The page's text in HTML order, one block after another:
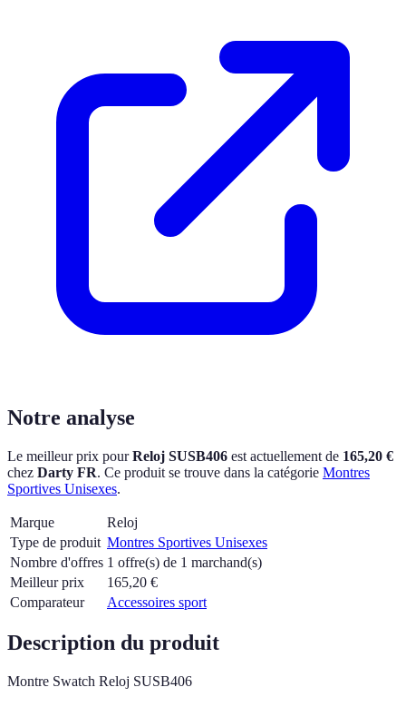
Notre analyse
Le meilleur prix pourReloj SUSB406 est actuellement de 165,20 €
chez Darty FR. Ce produit se trouve dans la catégorie Montres
Sportives Unisexes.
Marque
Reloj
Type de produit Montres Sportives Unisexes
Nombre d'offres 1 offre(s) de 1 marchand(s)
Meilleur prix
165,20 €
Comparateur
Accessoires sport
Description du produit
Montre Swatch Reloj SUSB406